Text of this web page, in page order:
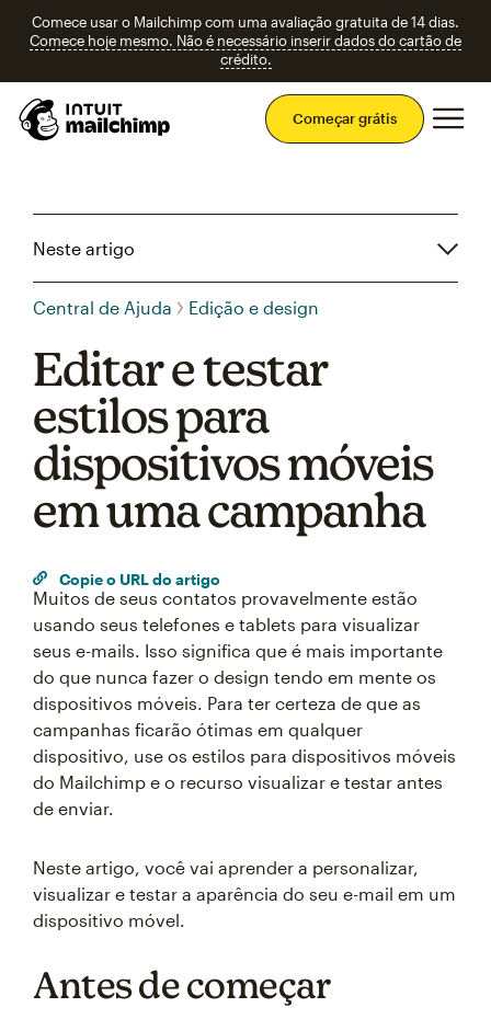
Comece usar o Mailchimp com uma avaliação gratuita de 14 dias.
Comece hoje mesmo. Não é necessário inserir dados do cartão de
crédito.
Começar grátis
Neste artigo
Central de Ajuda Edição e design
Editar e testar
estilos para
dispositivos móveis
em uma campanha
Copie o URL do artigo
Muitos de seus contatos provavelmente estão
usando seus telefones e tablets para visualizar
seus e-mails. Isso significa que é mais importante
do que nunca fazer o design tendo em mente os
dispositivos móveis. Para ter certeza de que as
campanhas ficarão ótimas em qualquer
dispositivo, use os estilos para dispositivos móveis
do Mailchimp e o recurso visualizar e testar antes
de enviar.
Neste artigo, você vai aprender a personalizar,
visualizar e testar a aparência do seu e-mail em um
dispositivo móvel.
Antes de começar